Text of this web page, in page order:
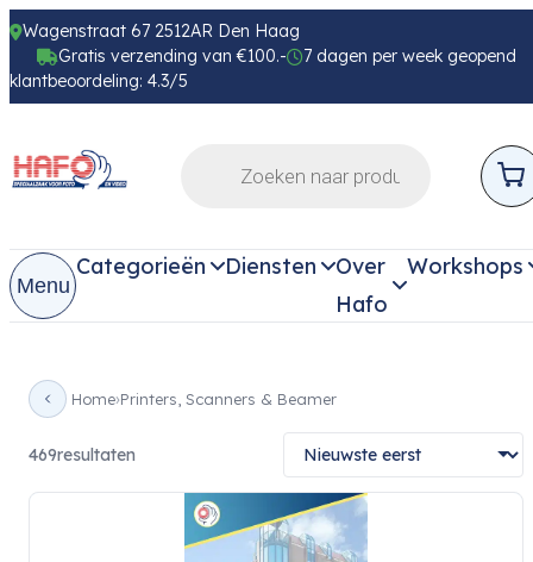
Wagenstraat 67 2512AR Den Haag
Gratis verzending van €100.-
7 dagen per week geopend
klantbeoordeling: 4.3/5
Menu
Categorieën Diensten
Over
Hafo
Workshops
Home Printers, Scanners & Beamer
469resultaten